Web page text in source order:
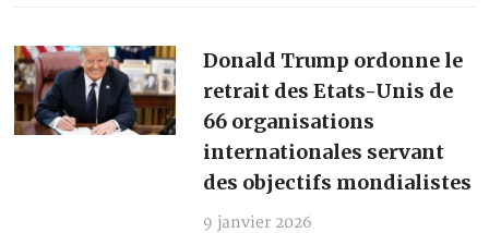
Donald Trump ordonne le
retrait des Etats-Unis de
66 organisations
internationales servant
des objectifs mondialistes
9 janvier 2026